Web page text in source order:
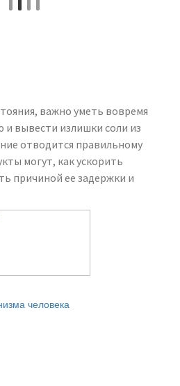
важно уметь вовремя
и вывести излишки соли из
отводится правильному
могут, как ускорить
причиной ее задержки и
человека